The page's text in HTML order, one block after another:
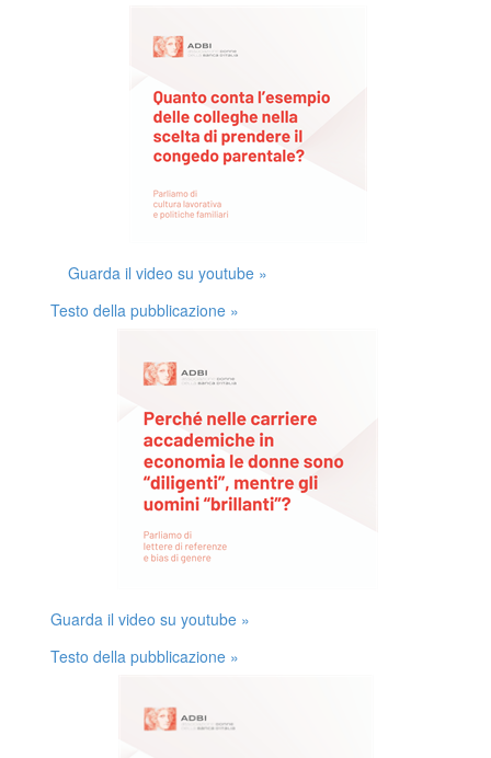
Guarda il video su youtube »
Testo della pubblicazione »
Guarda il video su youtube »
Testo della pubblicazione »